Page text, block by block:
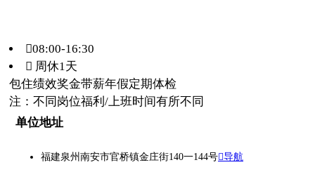
08:00-16:30
 周休1天
包住绩效奖金带薪年假定期体检
注：不同岗位福利/上班时间有所不同
单位地址
福建泉州南安市官桥镇金庄街140一144号导航